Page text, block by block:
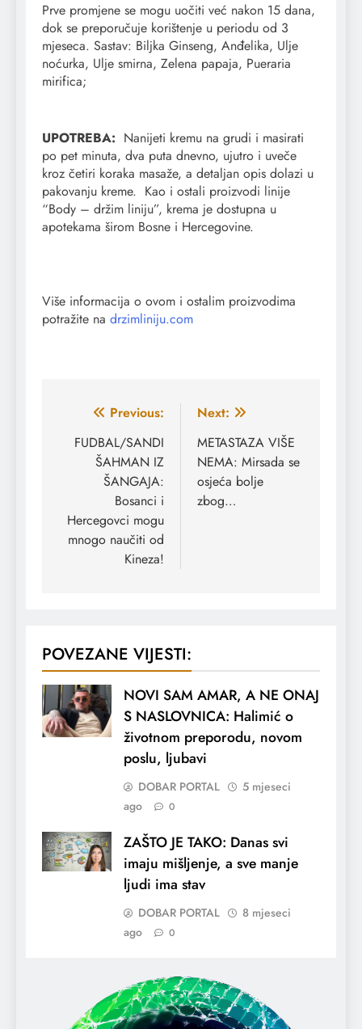
Prve promjene se mogu uočiti već nakon 15 dana,
dok se preporučuje korištenje u periodu od 3
mjeseca. Sastav: Biljka Ginseng, Anđelika, Ulje
noćurka, Ulje smirna, Zelena papaja, Pueraria
mirifica;
UPOTREBA: Nanijeti kremu na grudi i masirati
po pet minuta, dva puta dnevno, ujutro i uveče
kroz četiri koraka masaže, a detaljan opis dolazi u
pakovanju kreme. Kao i ostali proizvodi linije
“Body – držim liniju”, krema je dostupna u
apotekama širom Bosne i Hercegovine.
Više informacija o ovom i ostalim proizvodima
potražite na drzimliniju.com
Navigacija
članaka
Previous:
FUDBAL/SANDI
ŠAHMAN IZ
ŠANGAJA:
Bosanci i
Hercegovci mogu
mnogo naučiti od
Kineza!
Next:
METASTAZA VIŠE
NEMA: Mirsada se
osjeća bolje
zbog…
POVEZANE VIJESTI:
NOVI SAM AMAR, A NE ONAJ
S NASLOVNICA: Halimić o
životnom preporodu, novom
poslu, ljubavi
DOBAR PORTAL
5 mjeseci
ago
0
ZAŠTO JE TAKO: Danas svi
imaju mišljenje, a sve manje
ljudi ima stav
DOBAR PORTAL
8 mjeseci
ago
0